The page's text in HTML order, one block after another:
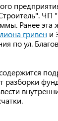
ЧП
Ранее
гривен и
по ул.
разборки